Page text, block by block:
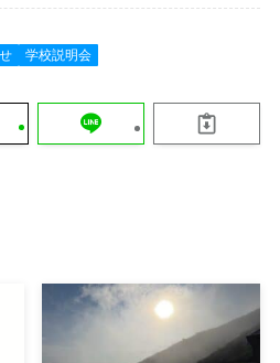
学校説明会